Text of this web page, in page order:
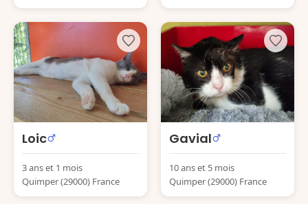
Loic
3 ans et 1 mois
Quimper (29000) France
Gavial
10 ans et 5 mois
Quimper (29000) France